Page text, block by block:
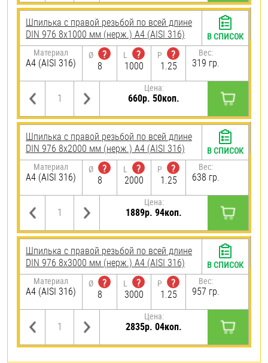
Шпилька с правой резьбой по всей длине
DIN 976 8х1000 мм (нерж.) A4 (AISI 316)
Материал
A4 (AISI 316)
Ø
?
8
L
?
1000
P
?
1.25
Вес:
319 гр.
Цена:
660р. 50коп.
В СПИСОК
Шпилька с правой резьбой по всей длине
DIN 976 8х2000 мм (нерж.) A4 (AISI 316)
Материал
A4 (AISI 316)
Ø
?
8
L
?
2000
P
?
1.25
Вес:
638 гр.
Цена:
1889р. 94коп.
В СПИСОК
Шпилька с правой резьбой по всей длине
DIN 976 8х3000 мм (нерж.) A4 (AISI 316)
Материал
A4 (AISI 316)
Ø
?
8
L
?
3000
P
?
1.25
Вес:
957 гр.
Цена:
2835р. 04коп.
В СПИСОК